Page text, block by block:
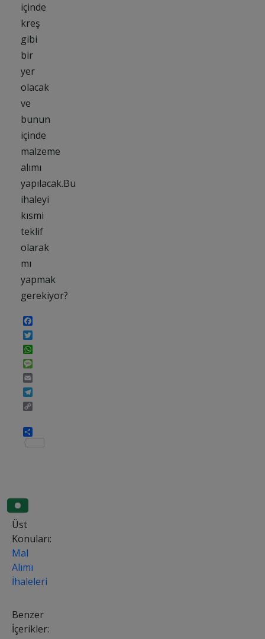
içinde
kreş
gibi
bir
yer
olacak
ve
bunun
içinde
malzeme
alımı
yapılacak.Bu
ihaleyi
kısmi
teklif
olarak
mı
yapmak
gerekiyor?
Üst
Konuları:
Mal
Alımı
İhaleleri
Benzer
İçerikler: